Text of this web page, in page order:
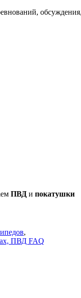
обсуждения,
ПВД и покатушки
,
ПВД FAQ